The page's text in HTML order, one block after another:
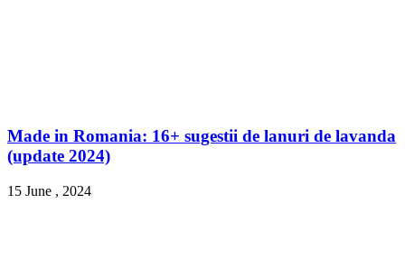
Made in Romania: 16+ sugestii de lanuri de lavanda
(update 2024)
15 June , 2024